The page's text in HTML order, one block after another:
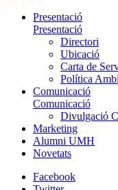
Presentació
Presentació
Directori
Ubicació
Carta de
Política
Comunicació
Comunicació
Divulgació
Marketing
Alumni UMH
Novetats
Facebook